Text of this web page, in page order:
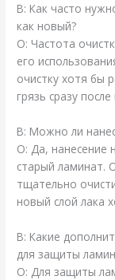
В: Как часто
как новый?
О: Частота
его
очистку хотя бы
грязь сразу
В: Можно ли
О: Да, нанесение
старый ламинат.
тщательно
новый слой лака
В: Какие
для защиты
О: Для защиты